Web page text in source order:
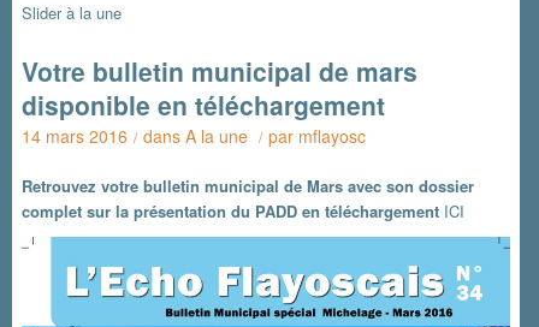
Slider à la une
Votre bulletin municipal de mars
disponible en téléchargement
14 mars 2016 / dansA la une / par mflayosc
Retrouvez votre bulletin municipal de Mars avec son dossier
complet sur la présentation du PADD en téléchargement ICI